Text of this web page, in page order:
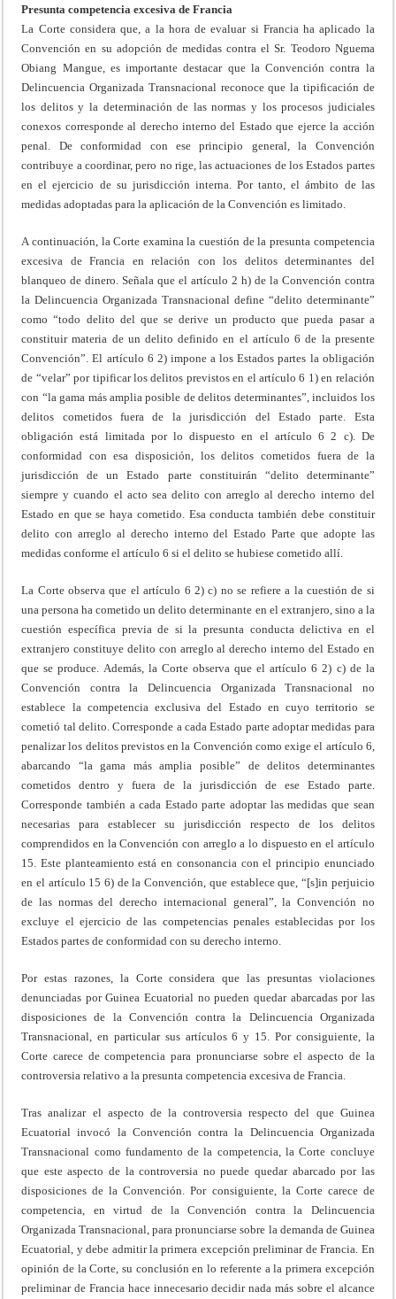
Presunta competencia excesiva de Francia
La Corte considera que, a la hora de evaluar si Francia ha aplicado la
Convención en su adopción de medidas contra el Sr. Teodoro Nguema
Obiang Mangue, es importante destacar que la Convención contra la
Delincuencia Organizada Transnacional reconoce que la tipificación de
los delitos y la determinación de las normas y los procesos judiciales
conexos corresponde al derecho interno del Estado que ejerce la acción
penal. De conformidad con ese principio general, la Convención
contribuye a coordinar, pero no rige, las actuaciones de los Estados partes
en el ejercicio de su jurisdicción interna. Por tanto, el ámbito de las
medidas adoptadas para la aplicación de la Convención es limitado.
A continuación, la Corte examina la cuestión de la presunta competencia
excesiva de Francia en relación con los delitos determinantes del
blanqueo de dinero. Señala que el artículo 2 h) de la Convención contra
la Delincuencia Organizada Transnacional define “delito determinante”
como “todo delito del que se derive un producto que pueda pasar a
constituir materia de un delito definido en el artículo 6 de la presente
Convención”. El artículo 6 2) impone a los Estados partes la obligación
de “velar” por tipificar los delitos previstos en el artículo 6 1) en relación
con “la gama más amplia posible de delitos determinantes”, incluidos los
delitos cometidos fuera de la jurisdicción del Estado parte. Esta
obligación está limitada por lo dispuesto en el artículo 6 2 c). De
conformidad con esa disposición, los delitos cometidos fuera de la
jurisdicción de un Estado parte constituirán “delito determinante”
siempre y cuando el acto sea delito con arreglo al derecho interno del
Estado en que se haya cometido. Esa conducta también debe constituir
delito con arreglo al derecho interno del Estado Parte que adopte las
medidas conforme el artículo 6 si el delito se hubiese cometido allí.
La Corte observa que el artículo 6 2) c) no se refiere a la cuestión de si
una persona ha cometido un delito determinante en el extranjero, sino a la
cuestión específica previa de si la presunta conducta delictiva en el
extranjero constituye delito con arreglo al derecho interno del Estado en
que se produce. Además, la Corte observa que el artículo 6 2) c) de la
Convención contra la Delincuencia Organizada Transnacional no
establece la competencia exclusiva del Estado en cuyo territorio se
cometió tal delito. Corresponde a cada Estado parte adoptar medidas para
penalizar los delitos previstos en la Convención como exige el artículo 6,
abarcando “la gama más amplia posible” de delitos determinantes
cometidos dentro y fuera de la jurisdicción de ese Estado parte.
Corresponde también a cada Estado parte adoptar las medidas que sean
necesarias para establecer su jurisdicción respecto de los delitos
comprendidos en la Convención con arreglo a lo dispuesto en el artículo
15. Este planteamiento está en consonancia con el principio enunciado
en el artículo 15 6) de la Convención, que establece que, “[s]in perjuicio
de las normas del derecho internacional general”, la Convención no
excluye el ejercicio de las competencias penales establecidas por los
Estados partes de conformidad con su derecho interno.
Por estas razones, la Corte considera que las presuntas violaciones
denunciadas por Guinea Ecuatorial no pueden quedar abarcadas por las
disposiciones de la Convención contra la Delincuencia Organizada
Transnacional, en particular sus artículos 6 y 15. Por consiguiente, la
Corte carece de competencia para pronunciarse sobre el aspecto de la
controversia relativo a la presunta competencia excesiva de Francia.
Tras analizar el aspecto de la controversia respecto del que Guinea
Ecuatorial invocó la Convención contra la Delincuencia Organizada
Transnacional como fundamento de la competencia, la Corte concluye
que este aspecto de la controversia no puede quedar abarcado por las
disposiciones de la Convención. Por consiguiente, la Corte carece de
competencia, en virtud de la Convención contra la Delincuencia
Organizada Transnacional, para pronunciarse sobre la demanda de Guinea
Ecuatorial, y debe admitir la primera excepción preliminar de Francia. En
opinión de la Corte, su conclusión en lo referente a la primera excepción
preliminar de Francia hace innecesario decidir nada más sobre el alcance